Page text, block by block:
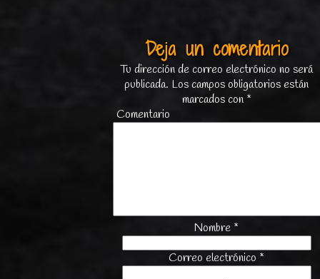
Deja un comentario
Tu dirección de correo electrónico no será
publicada. Los campos obligatorios están
marcados con *
Comentario
Nombre *
Correo electrónico *